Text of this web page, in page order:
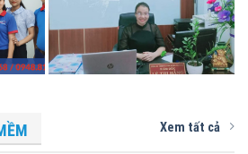
Xem tất cả